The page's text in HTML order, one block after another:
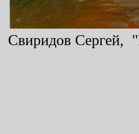
Свиридов Сергей,